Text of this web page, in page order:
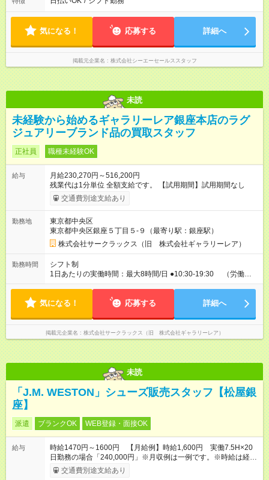
気になる！ 応募する 詳細へ
掲載元企業名 株式会社シーエーセールススタッフ
未読
未経験から始めるギャラリーレア銀座本店のラグ
ジュアリーブランド品の買取スタッフ
正社員 職種未経験OK
給与
月給230,270円～516,200円
残業代は1分単位 全額支給です。 【試用期間】試用期間なし
交通費別途支給あり
勤務地
東京都中央区
東京都中央区銀座５丁⽬５-９（最寄り駅：銀座駅）
株式会社サークラックス（旧 株式会社ギャラリーレア）
勤務時間
シフト制
1日あたりの実働時間：最大8時間/日 ●10:30-19:30 （労働時
間8時間・休憩60分） ※平均⽉残業時間：10時間 ※遅番、早
間：所定労働⽇数×8時間 ◆シフトはワンシフトのみ 早番・遅番
も働きやすさの一つです。
気になる！ 応募する 詳細へ
掲載元企業名 株式会社サークラックス（旧 株式会社ギャラリーレア）
未読
「J.M. WESTON」シューズ販売スタッフ【松屋銀
座】
派遣 ブランクOK WEB登録・面接OK
給与
時給1470円～1600円 【月給例】時給1,600円 実働7.5H×20
日勤務の場合「240,000円」※月収例は一例です。※時給は経験
により変動します。
交通費別途支給あり